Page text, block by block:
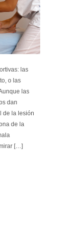
las
o las
las
dan
de la lesión
de la
[…]